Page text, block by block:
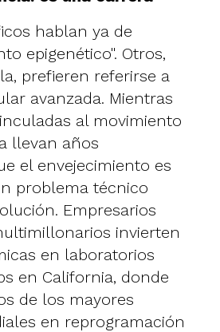
hablan ya de
epigenético". Otros,
prefieren referirse a
avanzada. Mientras
al movimiento
llevan años
el envejecimiento es
problema técnico
Empresarios
invierten
en laboratorios
en California, donde
de los mayores
en reprogramación